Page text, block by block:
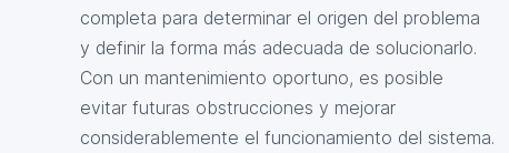
completa para determinar el origen del problema
y definir la forma más adecuada de solucionarlo.
Con un mantenimiento oportuno, es posible
evitar futuras obstrucciones y mejorar
considerablemente el funcionamiento del sistema.